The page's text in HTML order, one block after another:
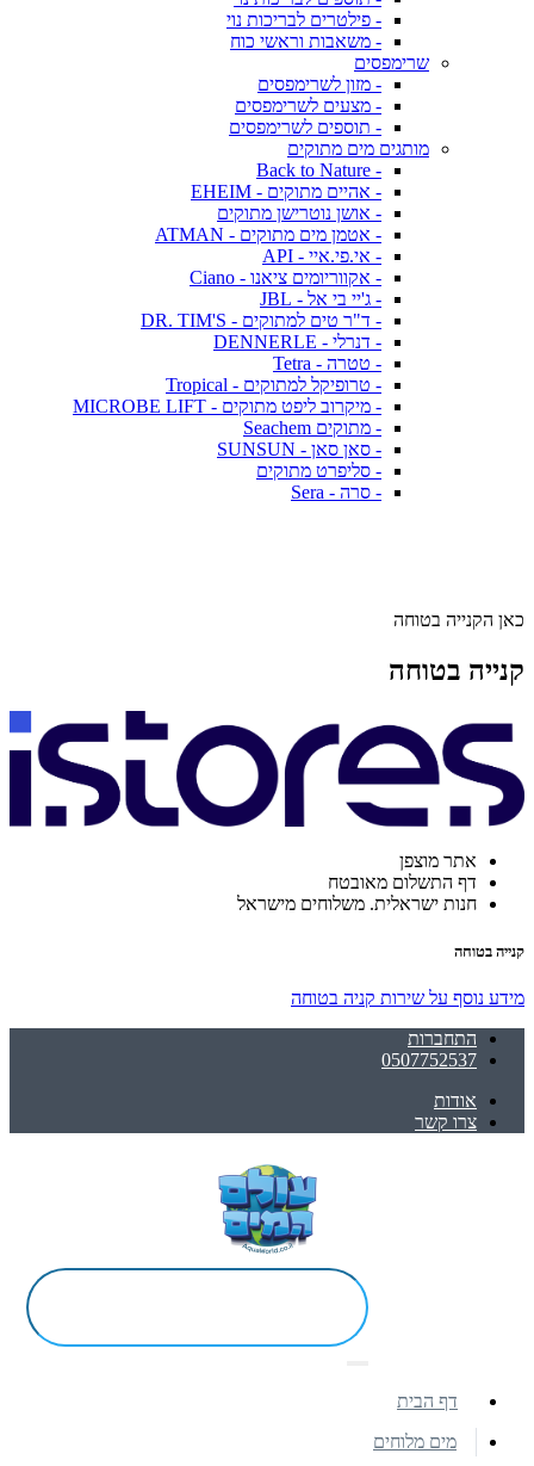
- פילטרים לבריכות נוי
- משאבות וראשי כוח
שרימפסים
- מזון לשרימפסים
- מצעים לשרימפסים
- תוספים לשרימפסים
מותגים מים מתוקים
- Back to Nature
- אהיים מתוקים - EHEIM
- אושן נוטרישן מתוקים
- אטמן מים מתוקים - ATMAN
- אי.פי.איי - API
- אקווריומים ציאנו - Ciano
- ג'יי בי אל - JBL
- ד"ר טים למתוקים - DR. TIM'S
- דנרלי - DENNERLE
- טטרה - Tetra
- טרופיקל למתוקים - Tropical
- מיקרוב ליפט מתוקים - MICROBE LIFT
- מתוקים Seachem
- סאן סאן - SUNSUN
- סליפרט מתוקים
- סרה - Sera
כאן הקנייה בטוחה
קנייה בטוחה
אתר מוצפן
דף התשלום מאובטח
חנות ישראלית. משלוחים מישראל
קנייה בטוחה
מידע נוסף על שירות קניה בטוחה
התחברות
0507752537
אודות
צרו קשר
דף הבית
מים מלוחים